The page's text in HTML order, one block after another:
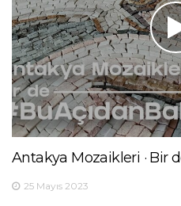
Antakya Mozaikleri · Bir
25 Mayıs 2023